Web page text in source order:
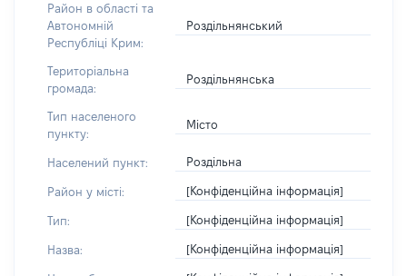
Район в області та
Автономній
Республіці Крим:
Роздільнянський
Територіальна
громада:
Роздільнянська
Тип населеного
пункту:
Місто
Населений пункт: Роздільна
Район у місті: [Конфіденційна інформація]
Тип: [Конфіденційна інформація]
Назва: [Конфіденційна інформація]